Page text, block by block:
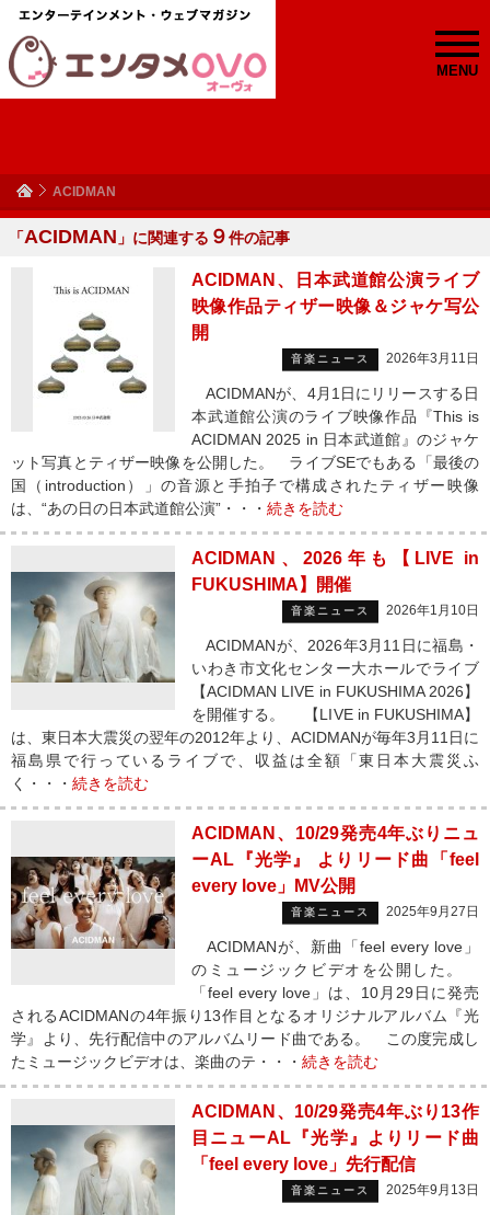
MENU
ACIDMAN
「ACIDMAN 」に関連する ９件の記事
ACIDMAN、日本武道館公演ライブ
映像作品ティザー映像＆ジャケ写公
開
音楽ニュース 2026年3月11日
ACIDMANが、4月1日にリリースする日
本武道館公演のライブ映像作品『This is
ACIDMAN 2025 in 日本武道館』のジャケ
ット写真とティザー映像を公開した。 ライブSEでもある「最後の
国（introduction）」の音源と手拍子で構成されたティザー映像
は、“あの日の日本武道館公演”・・・ 続きを読む
ACIDMAN、2026年も【LIVE in
FUKUSHIMA】開催
音楽ニュース 2026年1月10日
ACIDMANが、2026年3月11日に福島・
いわき市文化センター大ホールでライブ
【ACIDMAN LIVE in FUKUSHIMA 2026】
を開催する。 【LIVE in FUKUSHIMA】
は、東日本大震災の翌年の2012年より、ACIDMANが毎年3月11日に
福島県で行っているライブで、収益は全額「東日本大震災ふ
く・・・ 続きを読む
ACIDMAN、10/29発売4年ぶりニュ
ーAL『光学』 よりリード曲「feel
every love」MV公開
音楽ニュース 2025年9月27日
ACIDMANが、新曲「feel every love」
のミュージックビデオを公開した。
「feel every love」は、10月29日に発売
されるACIDMANの4年振り13作目となるオリジナルアルバム『光
学』より、先行配信中のアルバムリード曲である。 この度完成し
たミュージックビデオは、楽曲のテ・・・ 続きを読む
ACIDMAN、10/29発売4年ぶり13作
目ニューAL『光学』よりリード曲
「feel every love」先行配信
音楽ニュース 2025年9月13日